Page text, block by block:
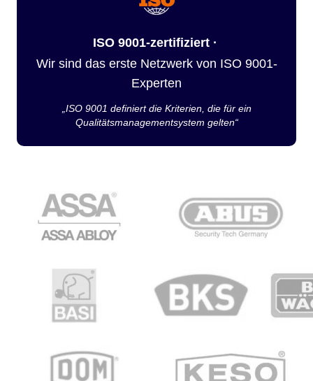
ISO 9001-zertifiziert ·
Wir sind das erste Netzwerk von ISO 9001-
Experten
„ISO 9001 definiert die Kriterien, die für ein
Qualitätsmanagementsystem gelten“